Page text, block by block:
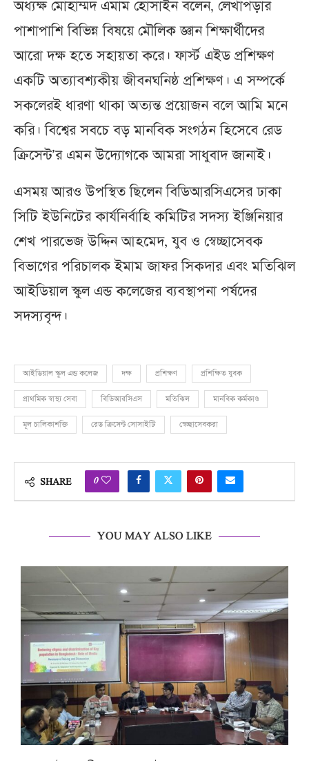
অধ্যক্ষ মোহাম্মদ এমাম হোসাইন বলেন, লেখাপড়ার
পাশাপাশি বিভিন্ন বিষয়ে মৌলিক জ্ঞান শিক্ষার্থীদের
আরো দক্ষ হতে সহায়তা করে। ফার্স্ট এইড প্রশিক্ষণ
একটি অত্যাবশ্যকীয় জীবনঘনিষ্ঠ প্রশিক্ষণ। এ সম্পর্কে
সকলেরই ধারণা থাকা অত্যন্ত প্রয়োজন বলে আমি মনে
করি। বিশ্বের সবচে বড় মানবিক সংগঠন হিসেবে রেড
ক্রিসেন্ট’র এমন উদ্যোগকে আমরা সাধুবাদ জানাই।
এসময় আরও উপস্থিত ছিলেন বিডিআরসিএসের ঢাকা
সিটি ইউনিটের কার্যনির্বাহি কমিটির সদস্য ইঞ্জিনিয়ার
শেখ পারভেজ উদ্দিন আহমেদ, যুব ও স্বেচ্ছাসেবক
বিভাগের পরিচালক ইমাম জাফর সিকদার এবং মতিঝিল
আইডিয়াল স্কুল এন্ড কলেজের ব্যবস্থাপনা পর্ষদের
সদস্যবৃন্দ।
আইডিয়াল স্কুল এন্ড কলেজ দক্ষ প্রশিক্ষণ প্রশিক্ষিত যুবক
প্রাথমিক স্বাস্থ্য সেবা বিডিআরসিএস মতিঝিল মানবিক কর্মকাণ্ড
মূল চালিকাশক্তি রেড ক্রিসেন্ট সোসাইটি স্বেচ্ছাসেবকরা
SHARE 0
YOU MAY ALSO LIKE